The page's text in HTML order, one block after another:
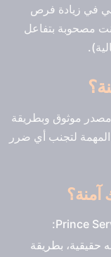
في زيادة فرص
مصحوبة بتفاعل
مصدر موثوق وبطريقة
لتجنب أي ضرر
آمنة؟
حقيقية، بطريقة